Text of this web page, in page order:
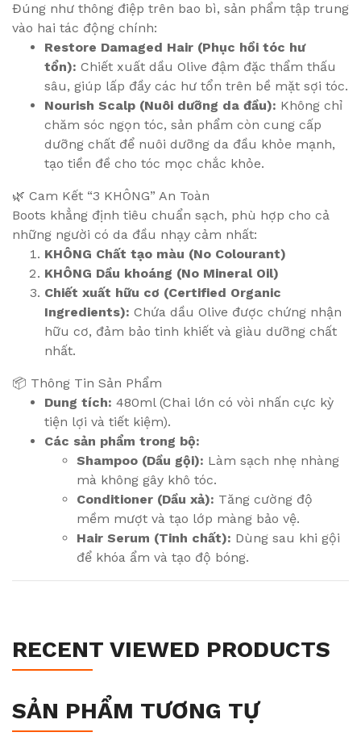
Đúng như thông điệp trên bao bì, sản phẩm tập trung
vào hai tác động chính:
Restore Damaged Hair (Phục hồi tóc hư
tổn): Chiết xuất dầu Olive đậm đặc thẩm thấu
sâu, giúp lấp đầy các hư tổn trên bề mặt sợi tóc.
Nourish Scalp (Nuôi dưỡng da đầu): Không chỉ
chăm sóc ngọn tóc, sản phẩm còn cung cấp
dưỡng chất để nuôi dưỡng da đầu khỏe mạnh,
tạo tiền đề cho tóc mọc chắc khỏe.
🌿 Cam Kết “3 KHÔNG” An Toàn
Boots khẳng định tiêu chuẩn sạch, phù hợp cho cả
những người có da đầu nhạy cảm nhất:
KHÔNG Chất tạo màu (No Colourant)
KHÔNG Dầu khoáng (No Mineral Oil)
Chiết xuất hữu cơ (Certified Organic
Ingredients): Chứa dầu Olive được chứng nhận
hữu cơ, đảm bảo tinh khiết và giàu dưỡng chất
nhất.
📦 Thông Tin Sản Phẩm
Dung tích: 480ml (Chai lớn có vòi nhấn cực kỳ
tiện lợi và tiết kiệm).
Các sản phẩm trong bộ:
Shampoo (Dầu gội): Làm sạch nhẹ nhàng
mà không gây khô tóc.
Conditioner (Dầu xả): Tăng cường độ
mềm mượt và tạo lớp màng bảo vệ.
Hair Serum (Tinh chất): Dùng sau khi gội
để khóa ẩm và tạo độ bóng.
RECENT VIEWED PRODUCTS
SẢN PHẨM TƯƠNG TỰ